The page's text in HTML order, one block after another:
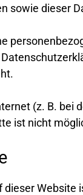
sowie dieser
(z. B.
ist nicht
Website